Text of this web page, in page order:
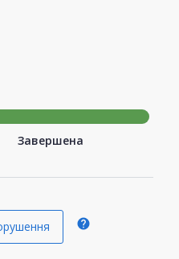
Завершена
help